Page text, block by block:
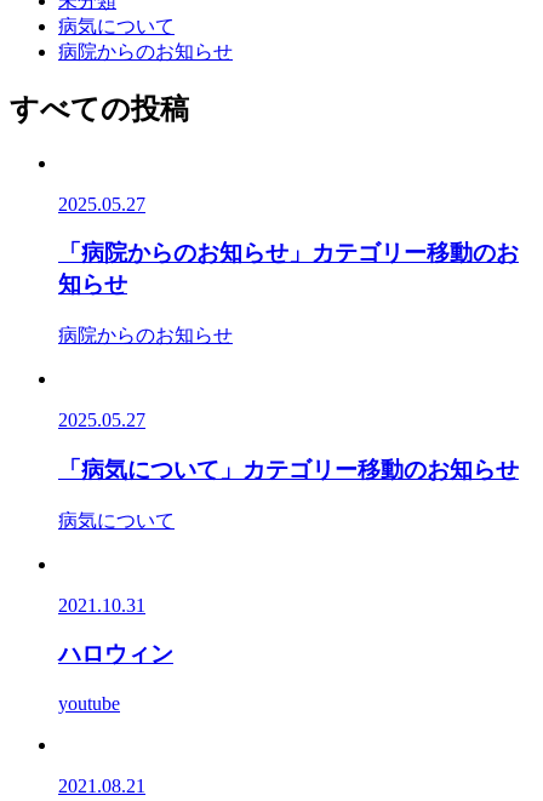
病気について
病院からのお知らせ
すべての投稿
2025.05.27
「病院からのお知らせ」カテゴリー移動のお
知らせ
病院からのお知らせ
2025.05.27
「病気について」カテゴリー移動のお知らせ
病気について
2021.10.31
ハロウィン
youtube
2021.08.21